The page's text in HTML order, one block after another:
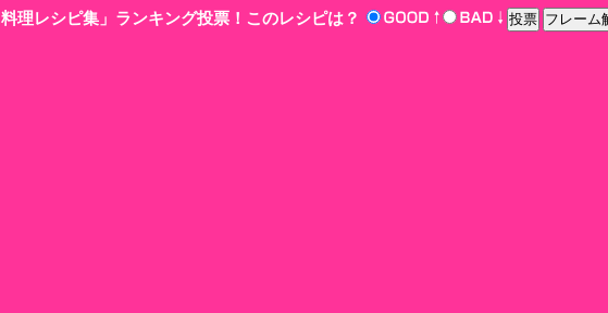
料理レシピ集」ランキング投票！このレシピは？